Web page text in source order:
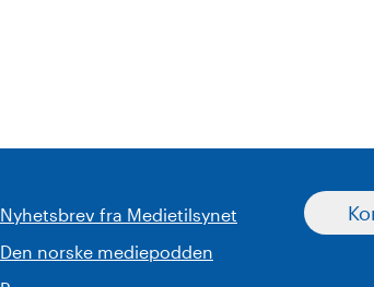
Nyhetsbrev fra Medietilsynet
Den norske mediepodden